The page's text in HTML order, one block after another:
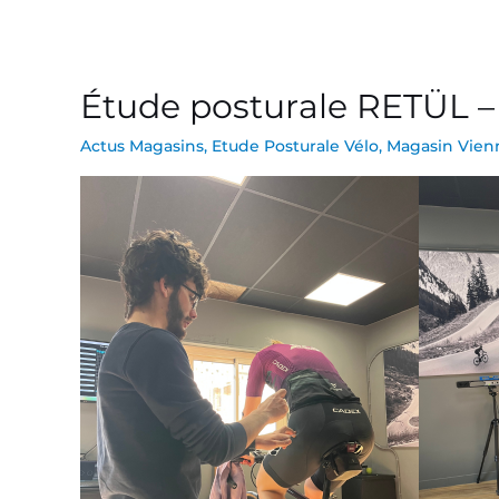
Étude posturale RETÜL
Actus Magasins, Etude Posturale Vélo, Magasin
Étude
RETÜL
VIENNE